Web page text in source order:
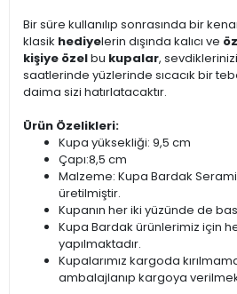
Bir süre kullanılıp sonrasında bir
klasik hediyelerin dışında kalıcı ve
kişiye özelbu kupalar,
saatlerinde yüzlerinde sıcacık bir
daima sizi hatırlatacaktır.
Ürün Özelikleri:
Kupa yüksekliği: 9,5 cm
Çapı:8,5 cm
Malzeme: Kupa Bardak
üretilmiştir.
Kupanın her iki yüzünde de
Kupa Bardak ürünlerimiz için
yapılmaktadır.
Kupalarımız kargoda
ambalajlanıp kargoya